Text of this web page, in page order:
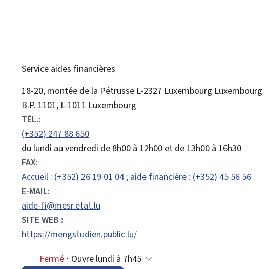
Service aides financières
ADRESSE
:
18-20, montée de la Pétrusse L-2327 Luxembourg Luxembourg
B.P. 1101, L-1011 Luxembourg
TÉL.:
(+352) 247 88 650
du lundi au vendredi de 8h00 à 12h00 et de 13h00 à 16h30
FAX:
Accueil : (+352) 26 19 01 04 ; aide financière : (+352) 45 56 56
E-MAIL:
aide-fi@mesr.etat.lu
SITE WEB :
https://mengstudien.public.lu/
Fermé ⋅ Ouvre lundi à 7h45